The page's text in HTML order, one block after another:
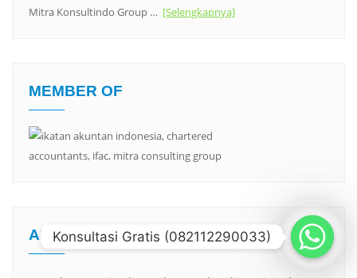
Mitra Konsultindo Group … [Selengkapnya]
MEMBER OF
ARTIKEL
Konsultasi Gratis (082112290033)